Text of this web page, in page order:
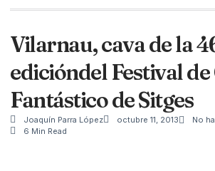
Vilarnau, cava de la
edicióndel Festival de
Fantástico de Sitges
Joaquín Parra López octubre 11, 2013
No
6 Min Read